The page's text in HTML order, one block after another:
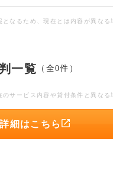
なるため、現在とは内容が異な
一覧 （全0件）
サービス内容や貸付条件と異なる
詳細はこちら